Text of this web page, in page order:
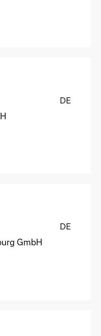
DE
DE
GmbH